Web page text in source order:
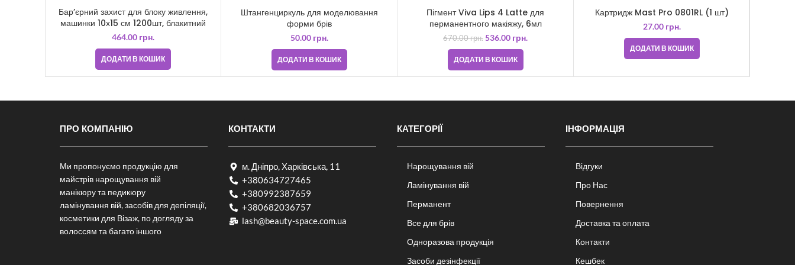
Бар’єрний захист для блоку живлення,
машинки 10х15 см 1200шт, блакитний
464.00 грн.
ДОДАТИ В КОШИК
Штангенциркуль для моделювання
форми брів
50.00 грн.
ДОДАТИ В КОШИК
Пігмент Viva Lips 4 Latte для
перманентного макіяжу, 6мл
670.00грн. 536.00 грн.
ДОДАТИ В КОШИК
Картридж Mast Pro 0801RL (1 шт)
27.00 грн.
ДОДАТИ В КОШИК
ПРО КОМПАНІЮ
Ми пропонуємо продукцію для
майстрів нарощування вій
манікюру та педикюру
ламінування вій, засобів для депіляції,
косметики для Візаж, по догляду за
волоссям та багато іншого
КОНТАКТИ
м. Дніпро, Харківська, 11
+380634727465
+380992387659
+380682036757​
lash@beauty-space.com.ua
КАТЕГОРІЇ
Нарощування вій
Ламінування вій
Перманент
Все для брів
Одноразова продукція
Засоби дезінфекції
ІНФОРМАЦІЯ
Відгуки
Про Нас
Повернення
Доставка та оплата
Контакти
Кешбек